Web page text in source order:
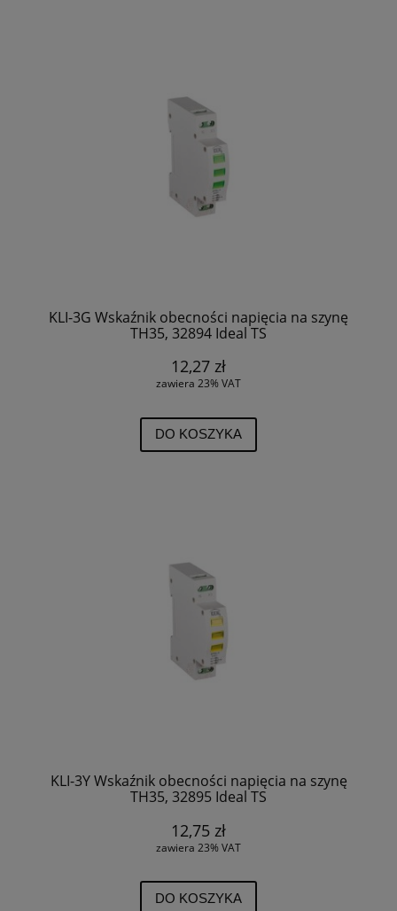
KLI-3G Wskaźnik obecności napięcia na szynę
TH35, 32894 Ideal TS
12,27 zł
zawiera 23% VAT
DO KOSZYKA
KLI-3Y Wskaźnik obecności napięcia na szynę
TH35, 32895 Ideal TS
12,75 zł
zawiera 23% VAT
DO KOSZYKA